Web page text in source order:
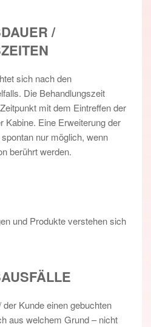
/
sich nach den
Die Behandlungszeit
mit dem Eintreffen der
Kabine. Eine Erweiterung der
nur möglich, wenn
berührt werden.
und Produkte verstehen sich
Kunde einen gebuchten
aus welchem Grund – nicht